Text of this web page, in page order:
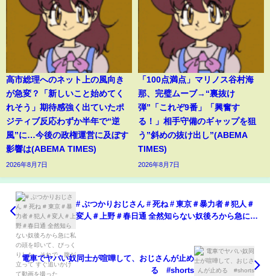
高市総理へのネット上の風向き
が急変？「新しいこと始めてく
れそう」期待感強く出ていたポ
ジティブ反応わずか半年で“逆
風”に…今後の政権運営に及ぼす
影響は(ABEMA TIMES)
2026年8月7日
「100点満点」マリノス谷村海
那、完璧ムーブ→“裏抜け
弾”「これぞ9番」「興奮す
る！」相手守備のギャップを狙
う”斜めの抜け出し”(ABEMA
TIMES)
2026年8月7日
# ぶつかりおじさん # 死ね # 東京＃暴力者＃犯人＃
変人＃上野＃春日通 全然知らない奴後ろから急に私
電車でヤバい奴同士が喧嘩して、おじさんが止め
る #shorts